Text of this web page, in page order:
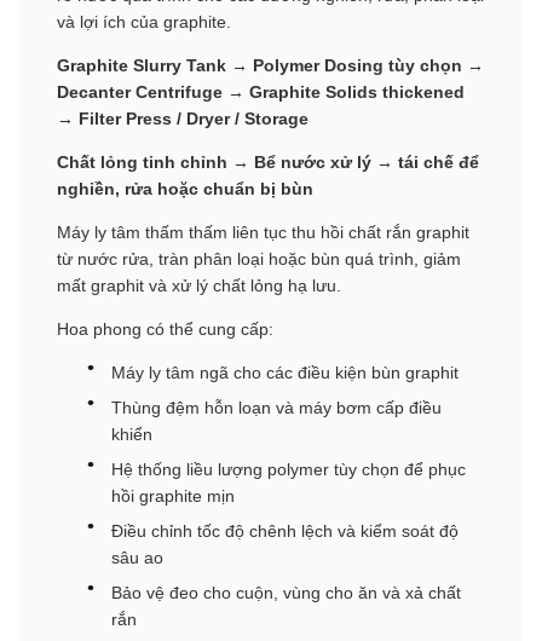
và lợi ích của graphite.
Graphite Slurry Tank → Polymer Dosing tùy chọn →
Decanter Centrifuge → Graphite Solids thickened
→ Filter Press / Dryer / Storage
Chất lỏng tinh chỉnh → Bể nước xử lý → tái chế để
nghiền, rửa hoặc chuẩn bị bùn
Máy ly tâm thấm thấm liên tục thu hồi chất rắn graphit
từ nước rửa, tràn phân loại hoặc bùn quá trình, giảm
mất graphit và xử lý chất lỏng hạ lưu.
Hoa phong có thể cung cấp:
Máy ly tâm ngã cho các điều kiện bùn graphit
Thùng đệm hỗn loạn và máy bơm cấp điều
khiển
Hệ thống liều lượng polymer tùy chọn để phục
hồi graphite mịn
Điều chỉnh tốc độ chênh lệch và kiểm soát độ
sâu ao
Bảo vệ đeo cho cuộn, vùng cho ăn và xả chất
rắn